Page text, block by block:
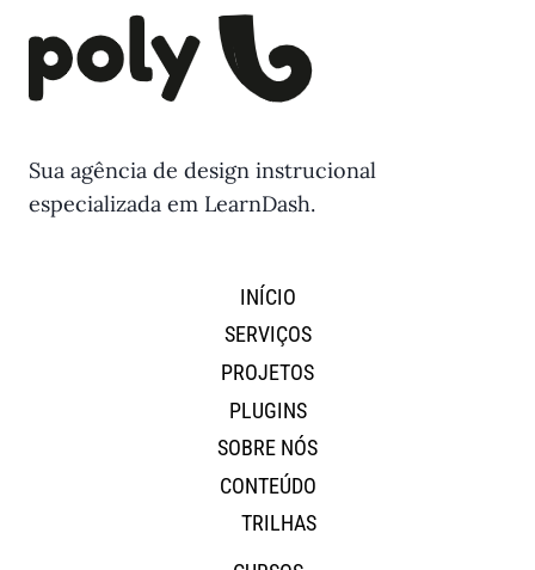
Sua agência de design instrucional
especializada em LearnDash.
INÍCIO
SERVIÇOS
PROJETOS
PLUGINS
SOBRE NÓS
CONTEÚDO
TRILHAS